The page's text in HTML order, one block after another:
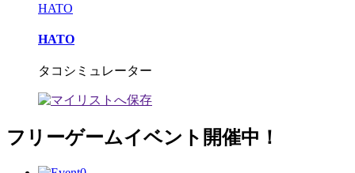
HATO
HATO
タコシミュレーター
フリーゲームイベント開催中！